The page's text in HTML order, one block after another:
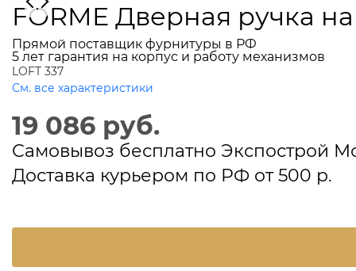
FORME Дверная ручка
Прямой поставщик фурнитуры в РФ
5 лет гарантия на корпус и работу механизмов
LOFT 337
См. все характеристики
19 086 руб.
Самовывоз бесплатно Экспострой
Доставка курьером по РФ от 500 р.